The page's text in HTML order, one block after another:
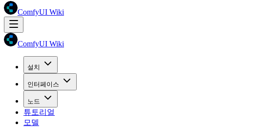
ComfyUI Wiki
ComfyUI Wiki
설치
인터페이스
노드
튜토리얼
모델